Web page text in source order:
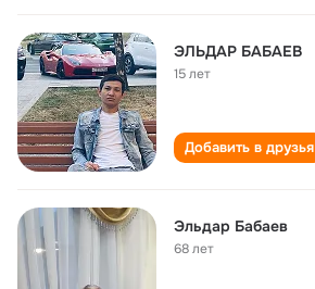
ЭЛЬДАР БАБАЕВ
15 лет
Добавить в друзья
Эльдар Бабаев
68 лет